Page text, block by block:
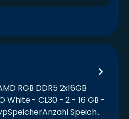
RGB DDR5 2x16GB
White - CL30 - 2 - 16 GB -
Speich…